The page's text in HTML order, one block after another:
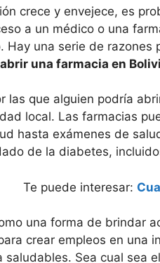
crece y envejece, es
a un médico o una
Hay una serie de
una farmacia en
las que alguien podría
local. Las farmacias
hasta exámenes de
de la diabetes,
Te puede interesar:
una forma de brindar
crear empleos en una
Sea cual sea